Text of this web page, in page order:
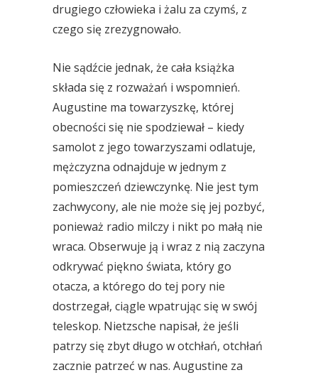
drugiego człowieka i żalu za czymś, z
czego się zrezygnowało.
Nie sądźcie jednak, że cała książka
składa się z rozważań i wspomnień.
Augustine ma towarzyszkę, której
obecności się nie spodziewał – kiedy
samolot z jego towarzyszami odlatuje,
mężczyzna odnajduje w jednym z
pomieszczeń dziewczynkę. Nie jest tym
zachwycony, ale nie może się jej pozbyć,
ponieważ radio milczy i nikt po małą nie
wraca. Obserwuje ją i wraz z nią zaczyna
odkrywać piękno świata, który go
otacza, a którego do tej pory nie
dostrzegał, ciągle wpatrując się w swój
teleskop. Nietzsche napisał, że jeśli
patrzy się zbyt długo w otchłań, otchłań
zacznie patrzeć w nas. Augustine za